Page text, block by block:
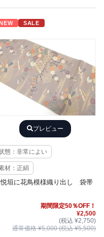
SALE
プレビュー
態：非常によい
材：正絹
垣に花鳥模様織り出し 袋帯
期間限定50％OFF！
¥2,500
(税込 ¥2,750)
通常価格 ¥5,000 (税込 ¥5,500)